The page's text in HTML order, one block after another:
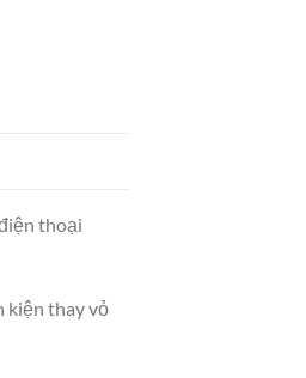
thoại
kiện thay vỏ